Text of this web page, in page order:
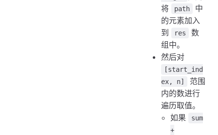
将
path
中
的元素加入
到
res
数
组中。
然后对
[start_ind
ex, n]
范围
内的数进行
遍历取值。
如果
sum
+